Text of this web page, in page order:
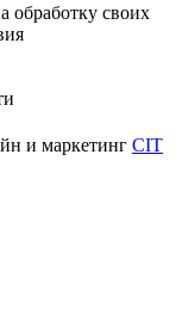
обработку своих
и маркетинг CIT